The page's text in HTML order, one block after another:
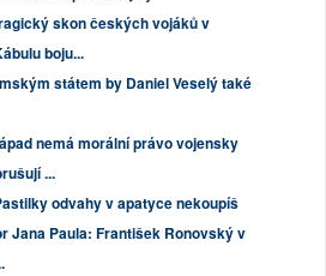
skon českých vojáků v
boju...
státem by Daniel Veselý také
nemá morální právo vojensky
...
odvahy v apatyce nekoupíš
Jana Paula: František Ronovský v